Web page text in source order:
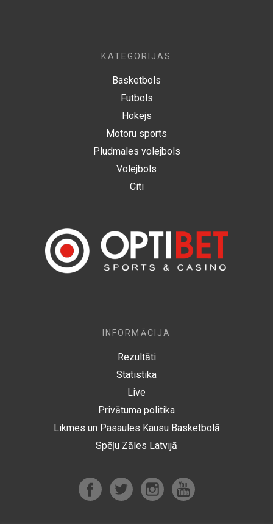
KATEGORIJAS
Basketbols
Futbols
Hokejs
Motoru sports
Pludmales volejbols
Volejbols
Citi
INFORMĀCIJA
Rezultāti
Statistika
Live
Privātuma politika
Likmes un Pasaules Kausu Basketbolā
Spēļu Zāles Latvijā